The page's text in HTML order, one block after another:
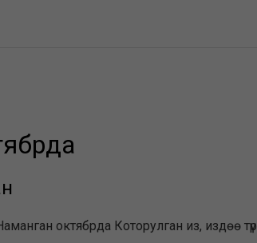
октябрда Которулган из,